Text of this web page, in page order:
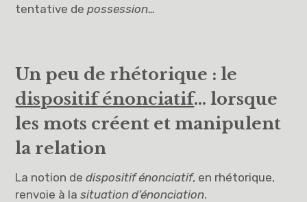
tentative depossession…
Un peu de rhétorique : le
dispositif énonciatif… lorsque
les mots créent et manipulent
la relation
La notion dedispositif énonciatif, en rhétorique,
renvoie à lasituation d’énonciation.